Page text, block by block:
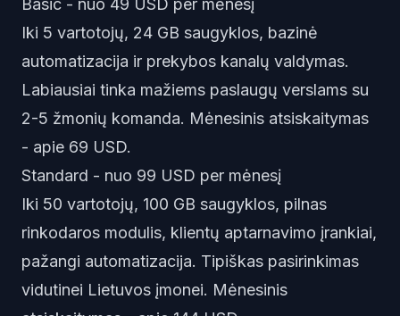
Basic - nuo 49 USD per mėnesį
Iki 5 vartotojų, 24 GB saugyklos, bazinė
automatizacija ir prekybos kanalų valdymas.
Labiausiai tinka mažiems paslaugų verslams su
2-5 žmonių komanda. Mėnesinis atsiskaitymas
- apie 69 USD.
Standard - nuo 99 USD per mėnesį
Iki 50 vartotojų, 100 GB saugyklos, pilnas
rinkodaros modulis, klientų aptarnavimo įrankiai,
pažangi automatizacija. Tipiškas pasirinkimas
vidutinei Lietuvos įmonei. Mėnesinis